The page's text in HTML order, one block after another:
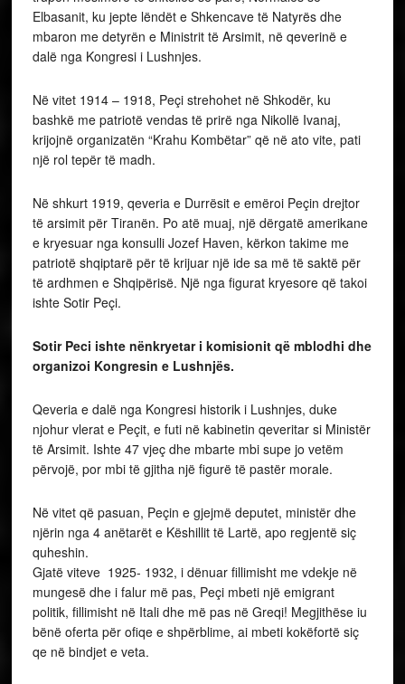
Elbasanit, ku jepte lëndët e Shkencave të Natyrës dhe
mbaron me detyrën e Ministrit të Arsimit, në qeverinë e
dalë nga Kongresi i Lushnjes.
Në vitet 1914 – 1918, Peçi strehohet në Shkodër, ku
bashkë me patriotë vendas të prirë nga Nikollë Ivanaj,
krijojnë organizatën “Krahu Kombëtar” që në ato vite, pati
një rol tepër të madh.
Në shkurt 1919, qeveria e Durrësit e emëroi Peçin drejtor
të arsimit për Tiranën. Po atë muaj, një dërgatë amerikane
e kryesuar nga konsulli Jozef Haven, kërkon takime me
patriotë shqiptarë për të krijuar një ide sa më të saktë për
të ardhmen e Shqipërisë. Një nga figurat kryesore që takoi
ishte Sotir Peçi.
Sotir Peci ishte nënkryetar i komisionit që mblodhi dhe
organizoi Kongresin e Lushnjës.
Qeveria e dalë nga Kongresi historik i Lushnjes, duke
njohur vlerat e Peçit, e futi në kabinetin qeveritar si Ministër
të Arsimit. Ishte 47 vjeç dhe mbarte mbi supe jo vetëm
përvojë, por mbi të gjitha një figurë të pastër morale.
Në vitet që pasuan, Peçin e gjejmë deputet, ministër dhe
njërin nga 4 anëtarët e Këshillit të Lartë, apo regjentë siç
quheshin.
Gjatë viteve 1925- 1932, i dënuar fillimisht me vdekje në
mungesë dhe i falur më pas, Peçi mbeti një emigrant
politik, fillimisht në Itali dhe më pas në Greqi! Megjithëse iu
bënë oferta për ofiqe e shpërblime, ai mbeti kokëfortë siç
qe në bindjet e veta.